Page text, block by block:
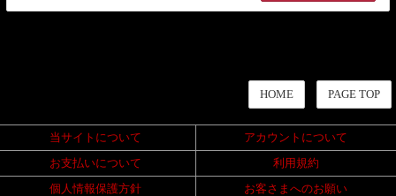
HOME PAGE TOP
当サイトについて
アカウントについて
お支払いについて
利用規約
個人情報保護方針
お客さまへのお願い